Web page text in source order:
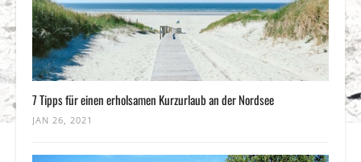
7 Tipps für einen erholsamen Kurzurlaub an der Nordsee
JAN 26, 2021